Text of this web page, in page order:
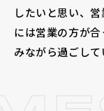
したいと思い、
には営業の方が
みながら過ごして